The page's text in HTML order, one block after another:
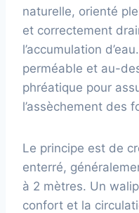
naturelle, orienté
et correctement
l’accumulation
perméable et au-
phréatique pour
l’assèchement des
Le principe est de
enterré,
à 2 mètres. Un
confort et la